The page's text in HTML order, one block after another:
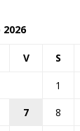
V S
1
7 8